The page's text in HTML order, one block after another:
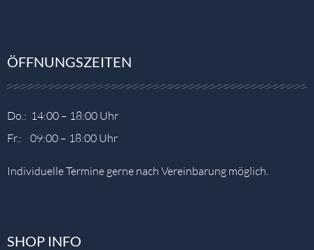
ÖFFNUNGSZEITEN
Do.: 14:00 – 18:00 Uhr
Fr.: 09:00 – 18:00 Uhr
Individuelle Termine gerne nach Vereinbarung möglich.
SHOP INFO